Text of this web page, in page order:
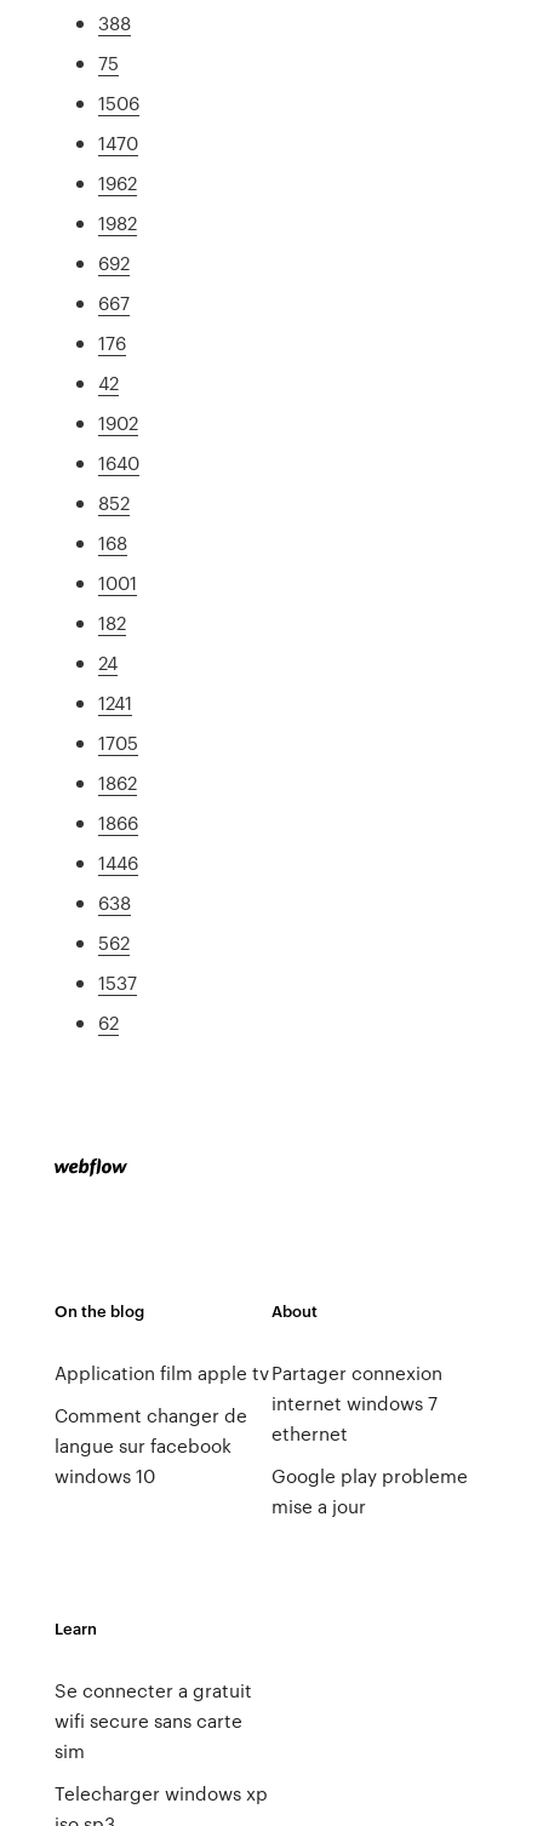
388
75
1506
1470
1962
1982
692
667
176
42
1902
1640
852
168
1001
182
24
1241
1705
1862
1866
1446
638
562
1537
62
On the blog
Application film apple tv
Comment changer de
langue sur facebook
windows 10
About
Partager connexion
internet windows 7
ethernet
Google play probleme
mise a jour
Learn
Se connecter a gratuit
wifi secure sans carte
sim
Telecharger windows xp